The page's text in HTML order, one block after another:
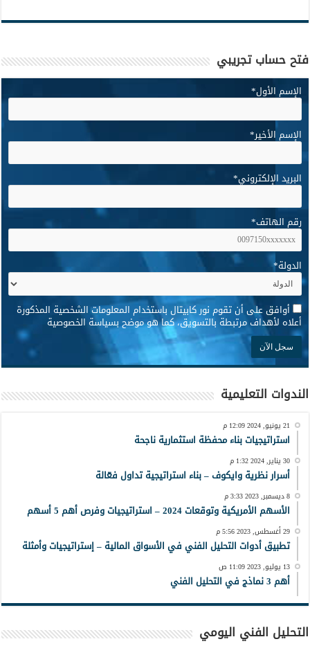
فتح حساب تجريبي
الإسم الأول*
الإسم الأخير*
البريد الإلكتروني*
رقم الهاتف*
الدولة*
* أوافق على أن تقوم نور كابيتال باستخدام المعلومات الشخصية المذكورة
أعلاه لأهداف مرتبطة بالتسويق، كما هو موضح بسياسة الخصوصية
الندوات التعليمية
21 يونيو, 2024 12:09 م
استراتيجيات بناء محفظة استثمارية ناجحة
30 يناير, 2024 1:32 م
أسرار نظرية وايكوف – بناء استراتيجية تداول فعّالة
8 ديسمبر, 2023 3:33 م
الأسهم الأمريكية وتوقعات 2024 – استراتيجيات وفرص أهم 5 أسهم
29 أغسطس, 2023 5:56 م
تطبيق أدوات التحليل الفني في الأسواق المالية – إستراتيجيات وأمثلة
13 يوليو, 2023 11:09 ص
أهم 3 نماذج في التحليل الفني
التحليل الفني اليومي